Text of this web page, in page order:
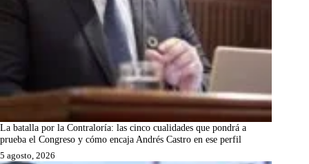
La batalla por la Contraloría: las cinco cualidades que pondrá a
prueba el Congreso y cómo encaja Andrés Castro en ese perfil
5 agosto, 2026